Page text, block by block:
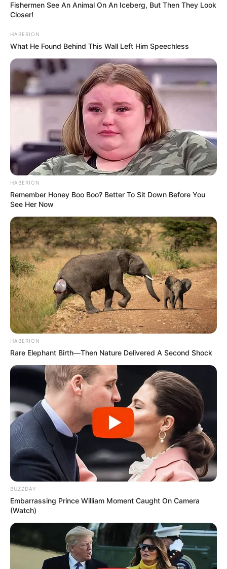
Fishermen See An Animal On An Iceberg, But Then They Look
Closer!
HABERION
What He Found Behind This Wall Left Him Speechless
HABERION
Remember Honey Boo Boo? Better To Sit Down Before You
See Her Now
HABERION
Rare Elephant Birth—Then Nature Delivered A Second Shock
BUZZDAY
Embarrassing Prince William Moment Caught On Camera
(Watch)